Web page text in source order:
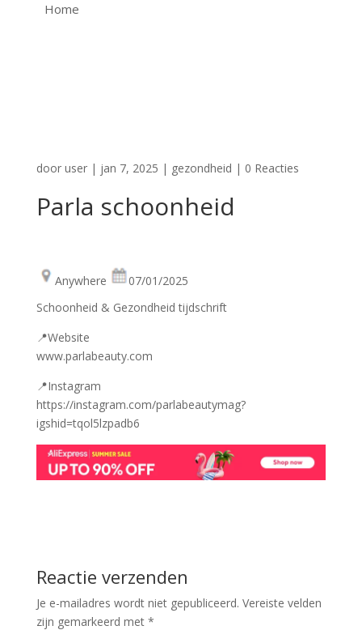
Home
door user| jan 7, 2025 | gezondheid | 0 Reacties
Parla schoonheid
Anywhere
07/01/2025
Schoonheid & Gezondheid tijdschrift
📍Website
www.parlabeauty.com
📍Instagram
https://instagram.com/parlabeautymag?
igshid=tqol5lzpadb6
Reactie verzenden
Je e-mailadres wordt niet gepubliceerd. Vereiste velden
zijn gemarkeerd met *